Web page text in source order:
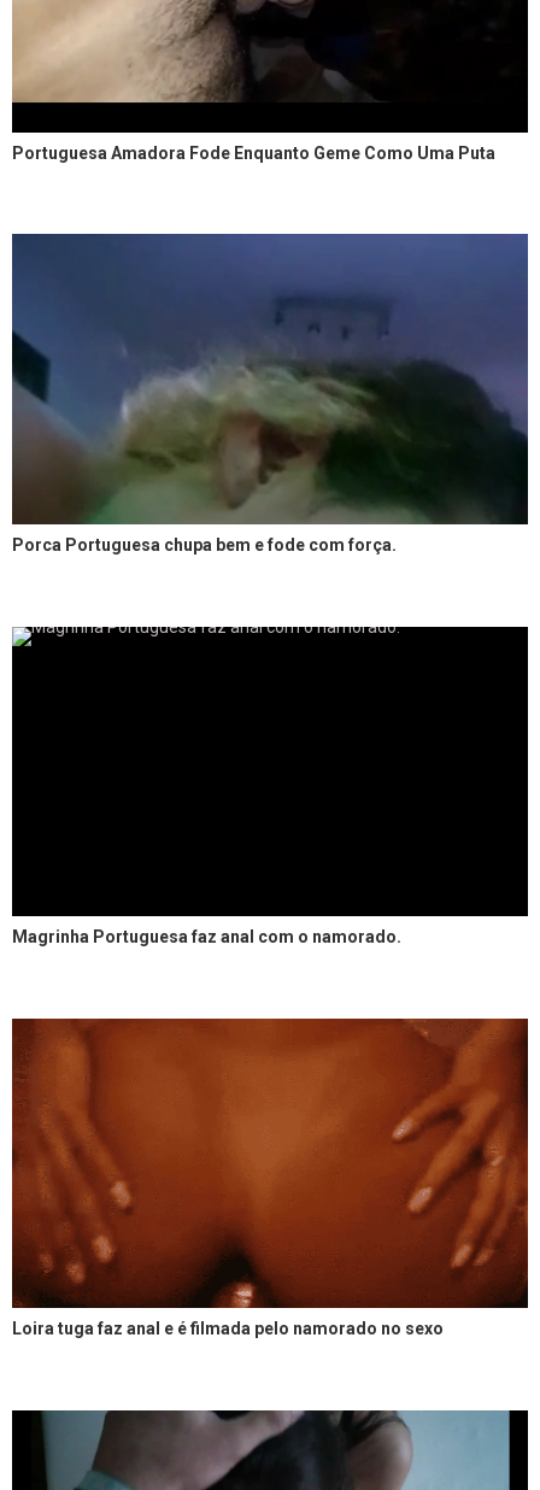
Portuguesa Amadora Fode Enquanto Geme Como Uma Puta
Porca Portuguesa chupa bem e fode com força.
Magrinha Portuguesa faz anal com o namorado.
Loira tuga faz anal e é filmada pelo namorado no sexo